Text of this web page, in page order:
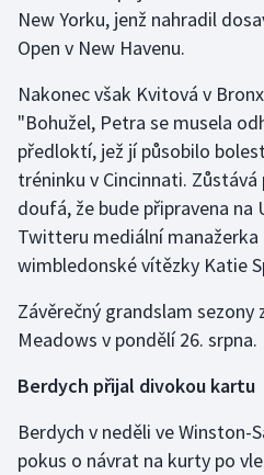
Jezdectví
Krasobruslení
Lezení
Lyže a snowboard
Motorsport
Olympijské hry
Parasport
New Yorku, jenž nahradil
Open v New Havenu.
Nakonec však Kvitová v
"Bohužel, Petra se musela
předloktí, jež jí působilo
tréninku v Cincinnati.
doufá, že bude připravena na
Twitteru mediální manažerka
wimbledonské vítězky Katie
Závěrečný grandslam sezony
Meadows v pondělí 26. srpna.
Berdych přijal divokou kartu
Berdych v neděli ve Winston-
pokus o návrat na kurty po